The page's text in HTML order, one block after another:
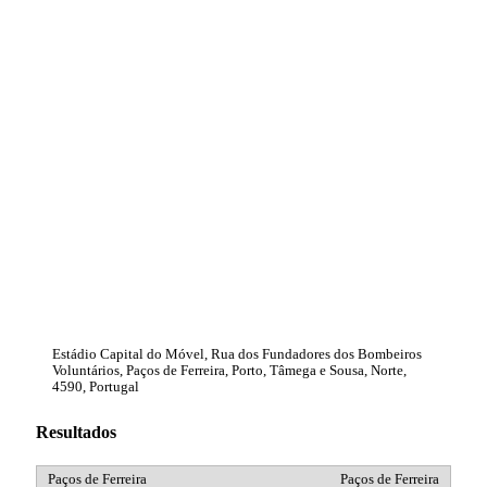
Estádio Capital do Móvel, Rua dos Fundadores dos Bombeiros
Voluntários, Paços de Ferreira, Porto, Tâmega e Sousa, Norte,
4590, Portugal
Resultados
Paços de Ferreira